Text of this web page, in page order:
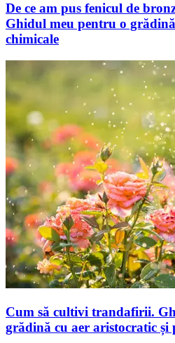
De ce am pus fenicul de
Ghidul meu pentru o
chimicale
Cum să cultivi trandafirii.
grădină cu aer aristocratic și